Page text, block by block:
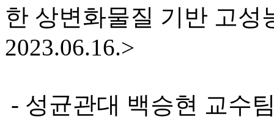
한 상변화물질 기반 고성
2023.06.16.>
- 성균관대 백승현 교수